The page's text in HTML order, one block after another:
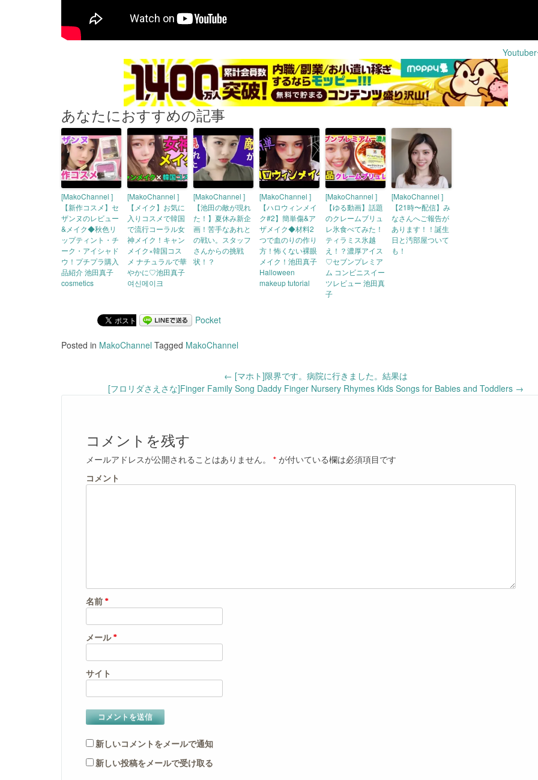
あなたにおすすめの記事
[MakoChannel ]
【新作コスメ】セ
ザンヌのレビュー
&メイク◆秋色リ
ップティント・チ
ーク・アイシャド
ウ！プチプラ購入
品紹介 池田真子
cosmetics
[MakoChannel ]
【メイク】お気に
入りコスメで韓国
で流行コーラル女
神メイク！キャン
メイク×韓国コス
メ ナチュラルで華
やかに♡池田真子
여신메이크
[MakoChannel ]
【池田の敵が現れ
た！】夏休み新企
画！苦手なあれと
の戦い。スタッフ
さんからの挑戦
状！？
[MakoChannel ]
【ハロウィンメイ
ク#2】簡単傷&ア
ザメイク◆材料2
つで血のりの作り
方！怖くない裸眼
メイク！池田真子
Halloween
makeup tutorial
[MakoChannel ]
【ゆる動画】話題
のクレームブリュ
レ氷食べてみた！
ティラミス氷越
え！？濃厚アイス
♡セブンプレミア
ム コンビニスイー
ツレビュー 池田真
子
[MakoChannel ]
【21時〜配信】み
なさんへご報告が
あります！！誕生
日と汚部屋ついて
も！
Pocket
Posted in MakoChannel Tagged MakoChannel
navigation
← [マホト]限界です。病院に行きました。結果は
[フロリダさえさな]Finger Family Song Daddy Finger Nursery Rhymes Kids Songs for Babies and Toddlers →
コメントを残す
メールアドレスが公開されることはありません。 * が付いている欄は必須項目です
コメント
名前 *
メール*
サイト
新しいコメントをメールで通知
新しい投稿をメールで受け取る